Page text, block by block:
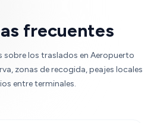
frecuentes
sobre los traslados en Aeropuerto
zonas de recogida, peajes locales
entre terminales.